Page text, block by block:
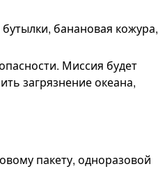
банановая кожура,
Миссия будет
загрязнение океана,
пакету, одноразовой